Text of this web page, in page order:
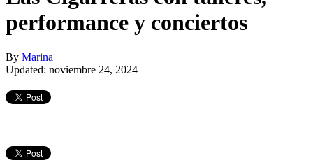
performance y conciertos
By Marina
Updated: noviembre 24, 2024